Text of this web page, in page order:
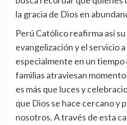
la gracia de Dios en
Perú Católico reafirma así
evangelización y el servicio
especialmente en un tiempo
familias atraviesan
es más que luces y
que Dios se hace cercano y
nosotros. A través de esta